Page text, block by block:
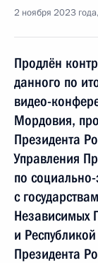
2 ноября 2023
Продлён
данного по
видео-
Мордовия,
Президента
Управления
по
с
Независимых
и
Президента